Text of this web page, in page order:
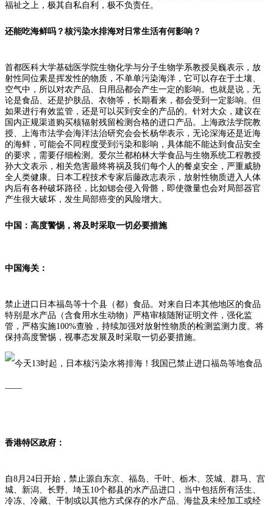
福祉之上，极其自私自利，极不负责任。
还能吃海鲜吗？ 核污染水排海对日常生活有何影响？
首都医科大学基础医学院生物化学与分子生物学系教授吴巍表示，放
射性同位素是挥发性的物质，不单单污染海洋，它可以存在于土壤、
空气中，所以对农产品、日用品都会产生一定的影响。也就是说，无
论是食品、还是护肤品、衣物等，长期看来，都会受到一定影响。但
如果进行有效监管，还是可以买到安全的产品的。针对大众，建议在
国内正规渠道购买核辐射残留检测合格的进口产品。上海政法学院教
授、上海市法学会海洋法治研究会会长杨华表示， 无论深海还是近海
的海鲜，可能会不同程度受到污染和影响，具体能不能达到食品安全
的要求，需要仔细检测。爱尔兰都柏林大学食品与生物系统工程教授
孙大文表示， 相关危害最终将祸及我们每个人的餐桌安全，严重威胁
全人类健康。
日本工程技术专家后藤政志表示， 放射性物质进入人体
内后有各种破坏路径，比如锶会侵入骨骼，即使微量也会对局部器官
产生很大破坏，发生局部癌变的风险增大。
中国：高度警惕，将及时采取一切必要措施
中国海关：
禁止进口日本福岛等十个县（都）食品。对来自日本其他地区的食品
特别是水产品（含食用水生动物）严格审核随附证明文件，强化监
管，严格实施100%查验，持续加强对放射性物质的检测监测力度。将
保持高度警惕，视事态发展及时采取一切必要措施。
香港特区政府：
自8月24日开始，禁止源自东京、福岛、千叶、栃木、茨城、群马、宫
城、新潟、长野、埼玉10个都县的水产品进口，当中包括所有活生、
冷冻、冷藏、干制或以其他方式保存的水产品、海盐及未经加工或经